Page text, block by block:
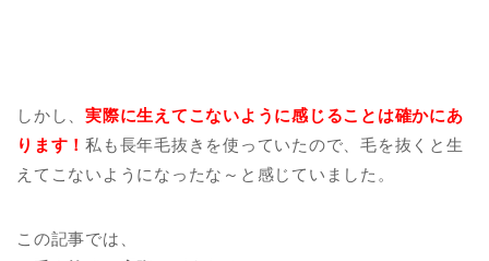
しかし、実際に生えてこないように感じることは確かにあ
ります！私も長年毛抜きを使っていたので、毛を抜くと生
えてこないようになったな～と感じていました。
この記事では、